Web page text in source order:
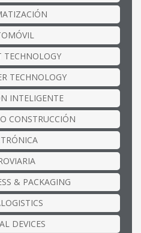
TECHNOLOGY
TECHNOLOGY
INTELIGENTE
CONSTRUCCIÓN
& PACKAGING
DEVICES